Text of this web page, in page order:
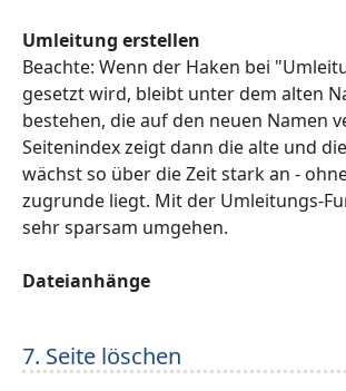
Umleitung erstellen
Beachte: Wenn der Haken bei
gesetzt wird, bleibt unter dem alten
bestehen, die auf den neuen Namen
Seitenindex zeigt dann die alte und
wächst so über die Zeit stark an -
zugrunde liegt. Mit der Umleitungs-
sehr sparsam umgehen.
Dateianhänge
7. Seite löschen